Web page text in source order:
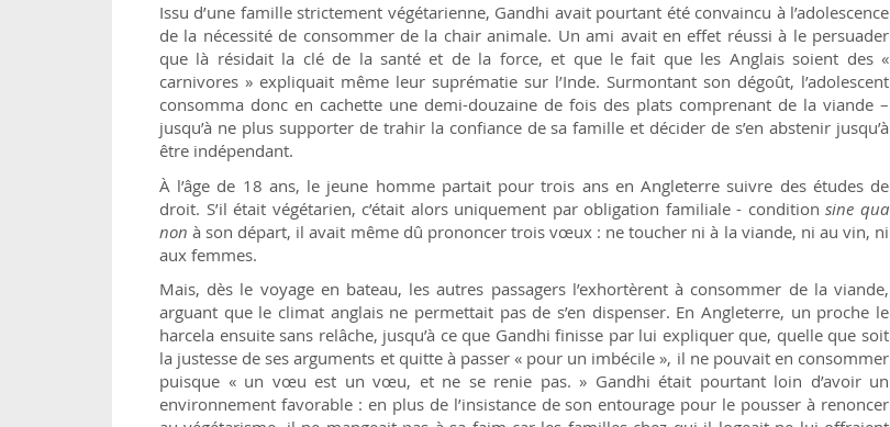
Issu d’une famille strictement végétarienne, Gandhi avait pourtant été convaincu à l’adolescence
de la nécessité de consommer de la chair animale. Un ami avait en effet réussi à le persuader
que là résidait la clé de la santé et de la force, et que le fait que les Anglais soient des «
carnivores » expliquait même leur suprématie sur l’Inde. Surmontant son dégoût, l’adolescent
consomma donc en cachette une demi-douzaine de fois des plats comprenant de la viande –
jusqu’à ne plus supporter de trahir la confiance de sa famille et décider de s’en abstenir jusqu’à
être indépendant.
À l’âge de 18 ans, le jeune homme partait pour trois ans en Angleterre suivre des études de
droit. S’il était végétarien, c’était alors uniquement par obligation familiale - conditionsine qua
non à son départ, il avait même dû prononcer trois vœux : ne toucher ni à la viande, ni au vin, ni
aux femmes.
Mais, dès le voyage en bateau, les autres passagers l’exhortèrent à consommer de la viande,
arguant que le climat anglais ne permettait pas de s’en dispenser. En Angleterre, un proche le
harcela ensuite sans relâche, jusqu’à ce que Gandhi finisse par lui expliquer que, quelle que soit
la justesse de ses arguments et quitte à passer « pour un imbécile », il ne pouvait en consommer
puisque « un vœu est un vœu, et ne se renie pas. » Gandhi était pourtant loin d’avoir un
environnement favorable : en plus de l’insistance de son entourage pour le pousser à renoncer